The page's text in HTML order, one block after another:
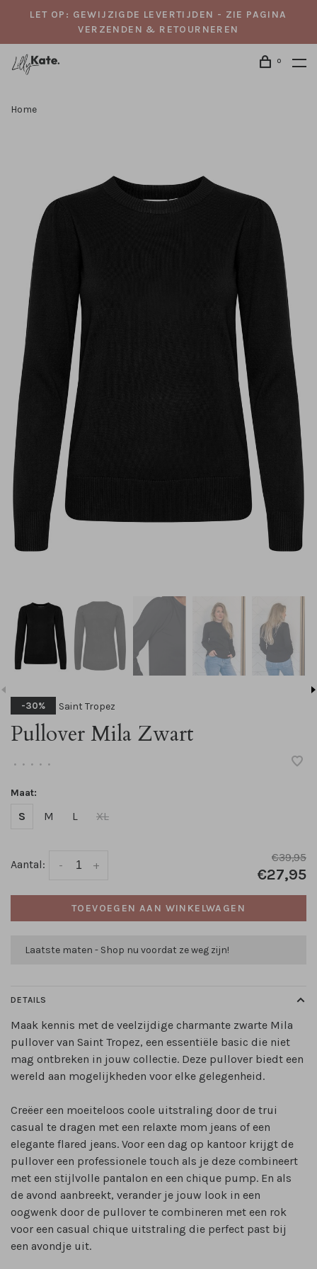
LET OP: GEWIJZIGDE LEVERTIJDEN - ZIE PAGINA
VERZENDEN & RETOURNEREN
0
Home
-30% Saint Tropez
Pullover Mila Zwart
• • • • •
Maat:
S M L XL
Aantal: +
-
€39,95
€27,95
TOEVOEGEN AAN WINKELWAGEN
Laatste maten - Shop nu voordat ze weg zijn!
DETAILS
Maak kennis met de veelzijdige charmante zwarte Mila
pullover van Saint Tropez, een essentiële basic die niet
mag ontbreken in jouw collectie. Deze pullover biedt een
wereld aan mogelijkheden voor elke gelegenheid.
Creëer een moeiteloos coole uitstraling door de trui
casual te dragen met een relaxte mom jeans of een
elegante flared jeans. Voor een dag op kantoor krijgt de
pullover een professionele touch als je deze combineert
met een stijlvolle pantalon en een chique pump. En als
de avond aanbreekt, verander je jouw look in een
oogwenk door de pullover te combineren met een rok
voor een casual chique uitstraling die perfect past bij
een avondje uit.